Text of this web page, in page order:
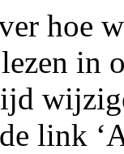
hoe
in
link